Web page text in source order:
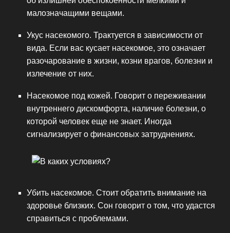
малозначащими вещами.
Укус насекомого. Трактуется в зависимости от
вида. Если вас кусает насекомое, это означает
разочарование в жизни, козни врагов, болезни и
излечение от них.
Насекомое под кожей. Говорит о переживании
внутреннего дискомфорта, наличие болезни, о
которой человек еще не знает. Иногда
сигнализирует о финансовых затруднениях.
Убить насекомое. Стоит обратить внимание на
здоровье близких. Сон говорит о том, что удастся
справиться с проблемами.